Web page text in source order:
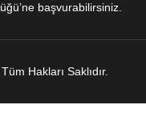
başvurabilirsiniz.
Hakları Saklıdır.